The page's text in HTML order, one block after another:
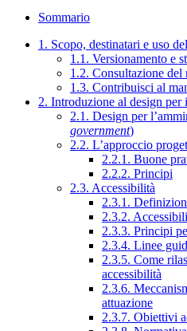
Sommario
1. Scopo, destinatari e uso
1.1. Versionamento e
1.2. Consultazione del
1.3. Contribuisci al
2. Introduzione al design
2.1. Design per
government)
2.2. L’approccio
2.2.1. Buone
2.2.2. Principi
2.3. Accessibilità
2.3.1.
2.3.2.
2.3.3. Principi
2.3.4. Linee
2.3.5. Come
accessibilità
2.3.6.
attuazione
2.3.7. Obiettivi